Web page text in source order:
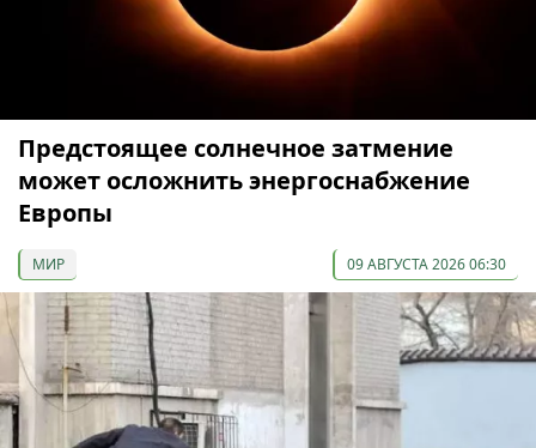
Предстоящее солнечное затмение
может осложнить энергоснабжение
Европы
МИР 09 АВГУСТА 2026 06:30